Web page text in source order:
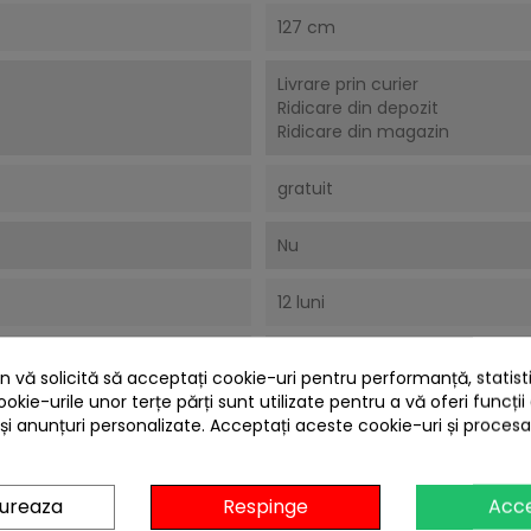
127 cm
Livrare prin curier
Ridicare din depozit
Ridicare din magazin
gratuit
Nu
12 luni
AU CUMPARAT ACEST PRODUS AU MAI
vă solicită să acceptați cookie-uri pentru performanță,
urile unor terțe părți sunt utilizate pentru a vă oferi funcții
anunțuri personalizate. Acceptați aceste cookie-uri și
Respinge